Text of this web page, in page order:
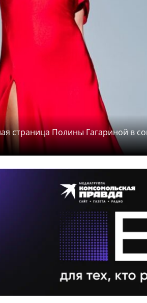
страница Полины Гагариной в